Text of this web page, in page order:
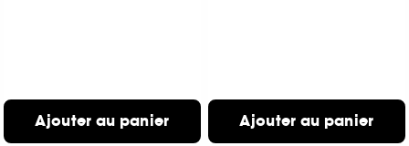
Ajouter au panier Ajouter au panier